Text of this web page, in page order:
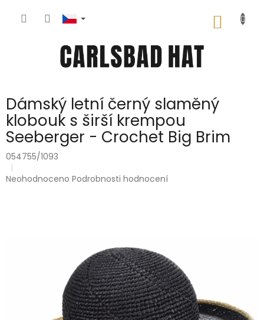
Dámský letní černý slaměný
klobouk s širší krempou
Seeberger - Crochet Big Brim
054755/1093
Průměrné
Neohodnoceno Podrobnosti hodnocení